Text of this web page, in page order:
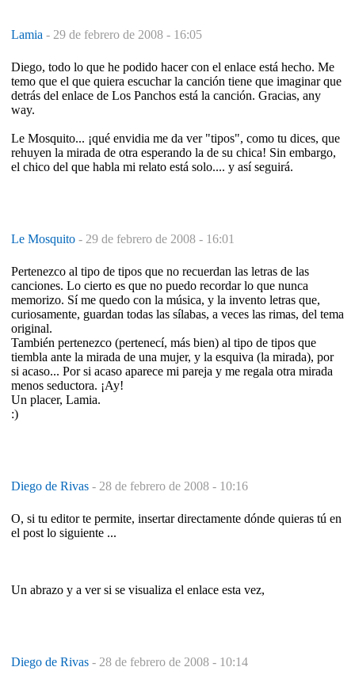
Lamia - 29 de febrero de 2008 - 16:05
Diego, todo lo que he podido hacer con el enlace está hecho. Me
temo que el que quiera escuchar la canción tiene que imaginar que
detrás del enlace de Los Panchos está la canción. Gracias, any
way.
Le Mosquito... ¡qué envidia me da ver "tipos", como tu dices, que
rehuyen la mirada de otra esperando la de su chica! Sin embargo,
el chico del que habla mi relato está solo.... y así seguirá.
Le Mosquito - 29 de febrero de 2008 - 16:01
Pertenezco al tipo de tipos que no recuerdan las letras de las
canciones. Lo cierto es que no puedo recordar lo que nunca
memorizo. Sí me quedo con la música, y la invento letras que,
curiosamente, guardan todas las sílabas, a veces las rimas, del tema
original.
También pertenezco (pertenecí, más bien) al tipo de tipos que
tiembla ante la mirada de una mujer, y la esquiva (la mirada), por
si acaso... Por si acaso aparece mi pareja y me regala otra mirada
menos seductora. ¡Ay!
Un placer, Lamia.
:)
Diego de Rivas - 28 de febrero de 2008 - 10:16
O, si tu editor te permite, insertar directamente dónde quieras tú en
el post lo siguiente ...
Un abrazo y a ver si se visualiza el enlace esta vez,
Diego de Rivas - 28 de febrero de 2008 - 10:14